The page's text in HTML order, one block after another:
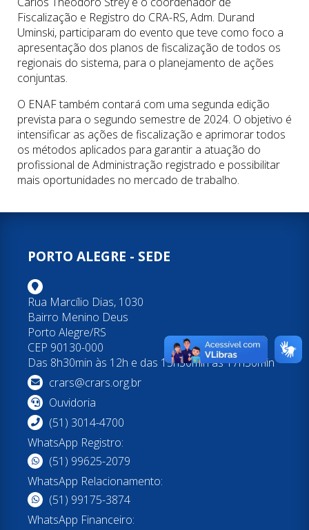
Fiscalização e Registro do CRA-RS, Adm. Durand
Uminski, participaram do evento que teve como foco a
apresentação dos planos de fiscalização de todos os
regionais do sistema, para o planejamento de ações
conjuntas.
O ENAF também contará com uma segunda edição
prevista para o segundo semestre de 2024. O objetivo é
intensificar as ações de fiscalização e aprimorar todos
os métodos aplicados para garantir a atuação do
profissional de Administração registrado e possibilitar
mais oportunidades no mercado de trabalho.
PORTO ALEGRE - SEDE
Rua Marcílio Dias, 1030
Bairro Menino Deus
Porto Alegre/RS
CEP 90130-000
Das 8h30min às 12h e das 13h30min às 17h30min
crars@crars.org.br
Ouvidoria
(51) 3014-4700
WhatsApp Registro:
(51) 99625-2079
WhatsApp Relacionamento:
(51) 99175-3874
WhatsApp Financeiro: